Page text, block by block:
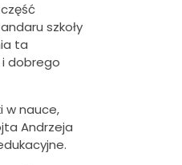
szkoły
ta
dobrego
w nauce,
Andrzeja